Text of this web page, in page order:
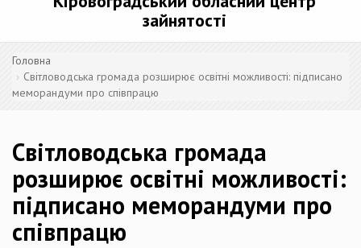
зайнятості
Головна
Світловодська громада розширює освітні можливості: підписано
меморандуми про співпрацю
Світловодська громада
розширює освітні можливості:
підписано меморандуми про
співпрацю